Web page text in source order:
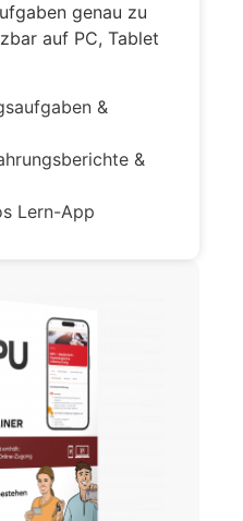
genau zu
auf PC, Tablet
&
&
Lern-App